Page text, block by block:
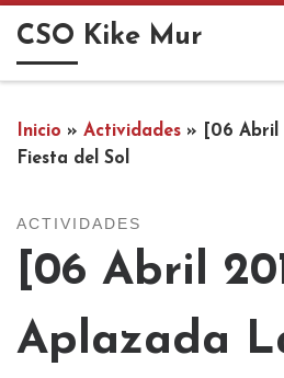
Saltar al contenido
CSO Kike Mur
Inicio » Actividades »
[06
Fiesta del Sol
ACTIVIDADES
[06 Abril
Aplazada